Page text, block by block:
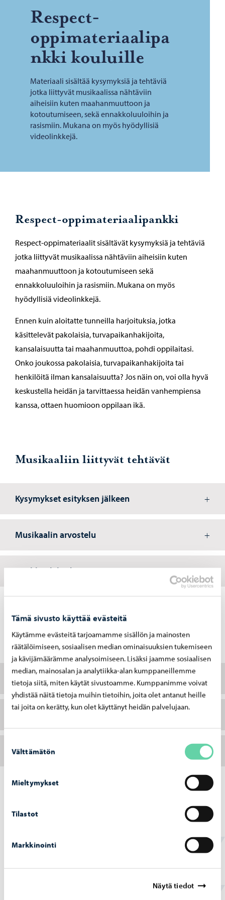
Tämä sivusto käyttää evästeitä
Käytämme evästeitä tarjoamamme sisällön ja mainosten
räätälöimiseen, sosiaalisen median ominaisuuksien tukemiseen
ja kävijämäärämme analysoimiseen. Lisäksi jaamme sosiaalisen
median, mainosalan ja analytiikka-alan kumppaneillemme
tietoja siitä, miten käytät sivustoamme. Kumppanimme voivat
yhdistää näitä tietoja muihin tietoihin, joita olet antanut heille
tai joita on kerätty, kun olet käyttänyt heidän palvelujaan.
valinta
Välttämätön
Mieltymykset
Tilastot
Markkinointi
Näytä tiedot
Respect-​
oppimateriaalipa
nkki kou­luil­le
Materiaali sisältää kysymyksiä ja tehtäviä
jotka liittyvät musikaalissa nähtäviin
aiheisiin kuten maahanmuuttoon ja
kotoutumiseen, sekä ennakkoluuloihin ja
rasismiin. Mukana on myös hyödyllisiä
videolinkkejä.
Respect-oppimateriaalipankki
Respect-oppimateriaalit sisältävät kysymyksiä ja tehtäviä
jotka liittyvät musikaalissa nähtäviin aiheisiin kuten
maahanmuuttoon ja kotoutumiseen sekä
ennakkoluuloihin ja rasismiin. Mukana on myös
hyödyllisiä videolinkkejä.
Ennen kuin aloitatte tunneilla harjoituksia, jotka
käsittelevät pakolaisia, turvapaikanhakijoita,
kansalaisuutta tai maahanmuuttoa, pohdi oppilaitasi.
Onko joukossa pakolaisia, turvapaikanhakijoita tai
henkilöitä ilman kansalaisuutta? Jos näin on, voi olla hyvä
keskustella heidän ja tarvittaessa heidän vanhempiensa
kanssa, ottaen huomioon oppilaan ikä.
Musikaaliin liittyvät tehtävät
Kysymykset esityksen jälkeen
Musikaalin arvostelu
Roolihenkilöiden tarinat
Muita aiheeseen liittyviä tehtäviä
Respect-alias
Another Day in Paradise – laulun tulkinta
Mitä on rasismi Suomessa?
Videoita aiheesta
Kuka on maahanmuuttaja? (kesto 2:44)